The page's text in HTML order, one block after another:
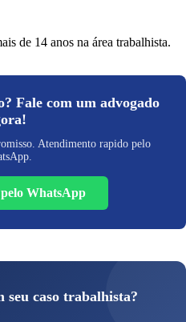
de 14 anos na área trabalhista.
Fale com um advogado
Atendimento rapido pelo
WhatsApp
seu caso trabalhista?